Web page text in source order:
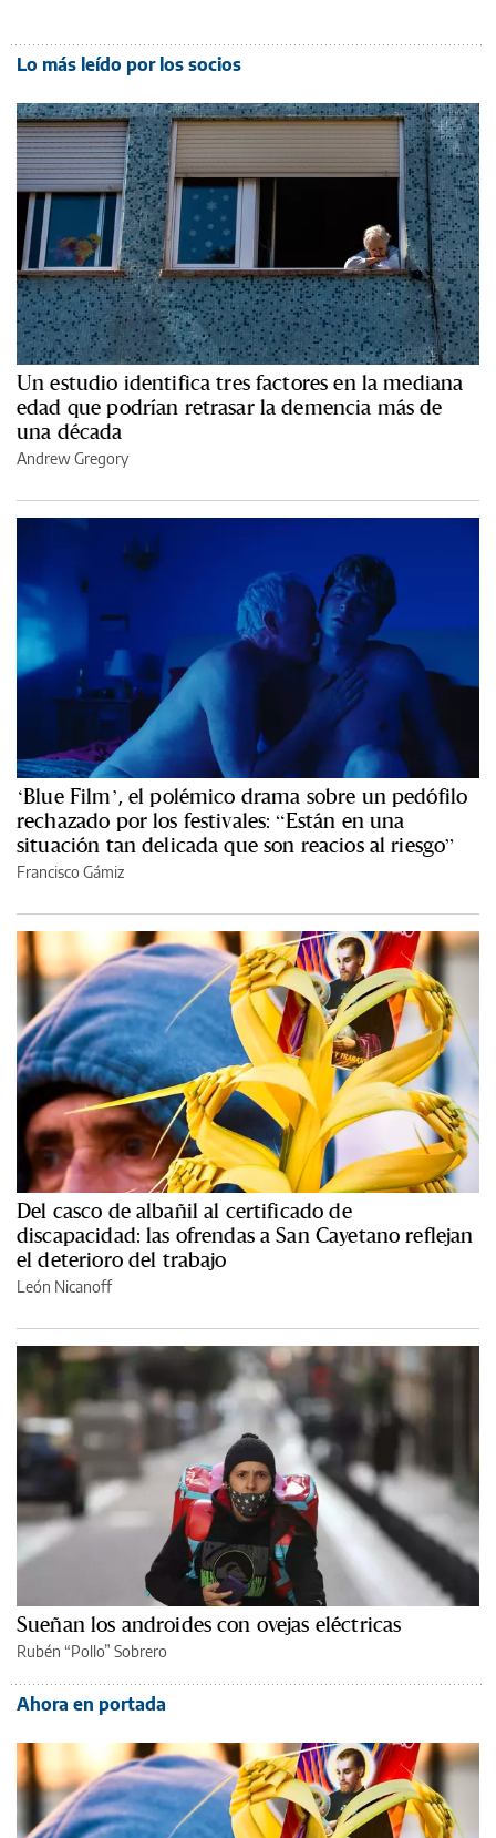
Lo más leído por los socios
Un estudio identifica tres factores en la mediana
edad que podrían retrasar la demencia más de
una década
Andrew Gregory
‘Blue Film’, el polémico drama sobre un pedófilo
rechazado por los festivales: “Están en una
situación tan delicada que son reacios al riesgo”
Francisco Gámiz
Del casco de albañil al certificado de
discapacidad: las ofrendas a San Cayetano reflejan
el deterioro del trabajo
León Nicanoff
Sueñan los androides con ovejas eléctricas
Rubén “Pollo” Sobrero
Ahora en portada